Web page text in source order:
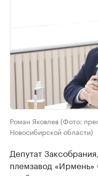
Роман Яковлев (Фото:
Новосибирской области)
Депутат
племзавод «Ирмень»